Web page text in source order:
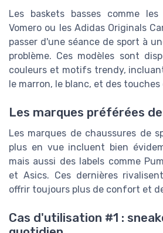
Les baskets basses comme
Vomero ou les Adidas Originals
passer d'une séance de sport à
problème. Ces modèles sont
couleurs et motifs trendy,
le marron, le blanc, et des touches
Les marques préférées
Les marques de chaussures de
plus en vue incluent bien
mais aussi des labels comme
et Asics. Ces dernières
offrir toujours plus de confort et
Cas d'utilisation #1 :